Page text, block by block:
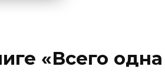
«Всего одна